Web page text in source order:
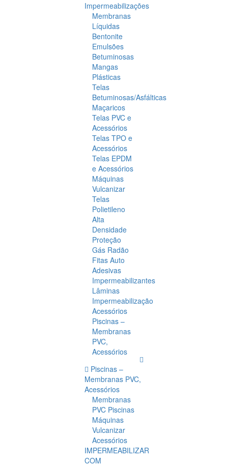
Impermeabilizações
Membranas
Líquidas
Bentonite
Emulsões
Betuminosas
Mangas
Plásticas
Telas
Betuminosas/Asfálticas
Maçaricos
Telas PVC e
Acessórios
Telas TPO e
Acessórios
Telas EPDM
e Acessórios
Máquinas
Vulcanizar
Telas
Polietileno
Alta
Densidade
Proteção
Gás Radão
Fitas Auto
Adesivas
Impermeabilizantes
Lâminas
Impermeabilização
Acessórios
Piscinas –
Membranas
PVC,
Acessórios
Piscinas –
Membranas PVC,
Acessórios
Membranas
PVC Piscinas
Máquinas
Vulcanizar
Acessórios
IMPERMEABILIZAR
COM